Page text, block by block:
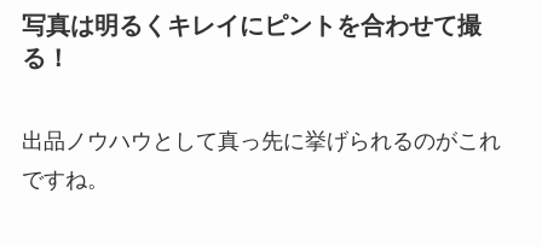
写真は明るくキレイにピントを合わせて撮
る！
出品ノウハウとして真っ先に挙げられるのがこれ
ですね。